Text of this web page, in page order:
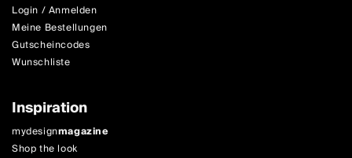
Login / Anmelden
Meine Bestellungen
Gutscheincodes
Wunschliste
Inspiration
mydesignmagazine
Shop the look